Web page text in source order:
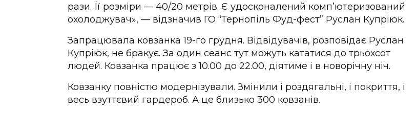
рази. Її розміри — 40/20 метрів. Є удосконалений комп’ютеризований
охолоджувач», — відзначив ГО “Тернопіль Фуд-фест” Руслан Купріюк.
Запрацювала ковзанка 19-го грудня. Відвідувачів, розповідає Руслан
Купріюк, не бракує. За один сеанс тут можуть кататися до трьохсот
людей. Ковзанка працює з 10.00 до 22.00, діятиме і в новорічну ніч.
Ковзанку повністю модернізували. Змінили і роздягальні, і покриття, і
весь взуттєвий гардероб. А це близько 300 ковзанів.